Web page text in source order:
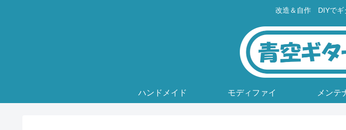
改造＆自作 DIYでギ
ハンドメイド モディファイ メンテ